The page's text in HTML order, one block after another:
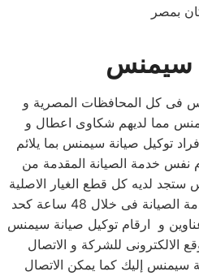
بمصر
سيمنس
فى كل المحافظات المصرية و
مما لديهم شكاوى اعطال و
توكيل صيانة سيمنس بما يلائم
نفس خدمة الصيانة المقدمة من
لديه كل قطع الغيار الاصلية
كما تستطيع الحصول على خدمة الصيانة فى خلال 48 ساعة كحد
و ارقام توكيل صيانة سيمنس
الالكترونى للشركة و الاتصال
سيمنس إليك كما يمكن الاتصال